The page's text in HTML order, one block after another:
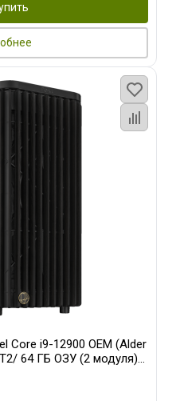
Core i9-12900 OEM (Alder
64 ГБ ОЗУ (2 модуля)/
GDDR7 256bit 3xDP